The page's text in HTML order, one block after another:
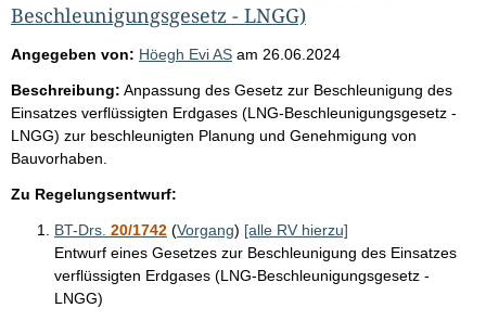
Beschleunigungsgesetz - LNGG)
Angegeben von: Höegh Evi AS am 26.06.2024
Beschreibung: Anpassung des Gesetz zur Beschleunigung des
Einsatzes verflüssigten Erdgases (LNG-Beschleunigungsgesetz -
LNGG) zur beschleunigten Planung und Genehmigung von
Bauvorhaben.
Zu Regelungsentwurf:
BT-Drs. 20/1742 (Vorgang) [alle RV hierzu]
Entwurf eines Gesetzes zur Beschleunigung des Einsatzes
verflüssigten Erdgases (LNG-Beschleunigungsgesetz -
LNGG)